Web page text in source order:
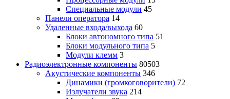
Специальные модули 45
Панели оператора 14
Удаленные входа/выхода 60
Блоки автономного типа 51
Блоки модульного типа 5
Модули клемм 3
Радиоэлектронные компоненты 80503
Акустические компоненты 346
Динамики (громкоговорители) 72
Излучатели звука 214